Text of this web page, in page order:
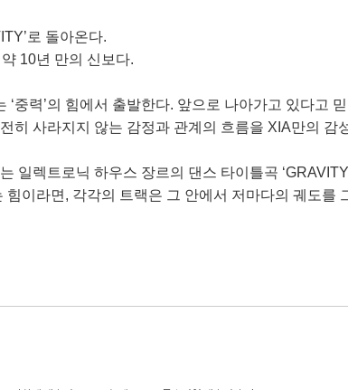
’로 돌아온다.
약 10년 만의 신보다.
중력’의 힘에서 출발한다. 앞으로 나아가고 있다고
히 사라지지 않는 감정과 관계의 흐름을 XIA만의 감
일렉트로닉 하우스 장르의 댄스 타이틀곡 ‘GRAVITY
힘이라면 , 각각의 트랙은 그 안에서 저마다의 궤도를